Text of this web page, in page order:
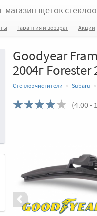
щеток
Гарантия и возврат Акции
Goodyear
2004г Forester
Стеклоочистители Subaru
(4.00-